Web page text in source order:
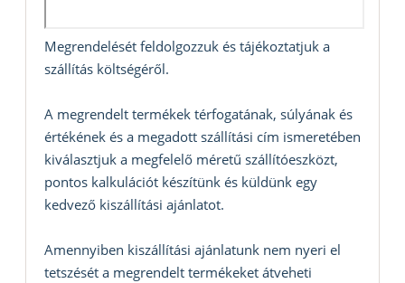
Megrendelését feldolgozzuk és tájékoztatjuk a
szállítás költségéről.
A megrendelt termékek térfogatának, súlyának és
értékének és a megadott szállítási cím ismeretében
kiválasztjuk a megfelelő méretű szállítóeszközt,
pontos kalkulációt készítünk és küldünk egy
kedvező kiszállítási ajánlatot.
Amennyiben kiszállítási ajánlatunk nem nyeri el
tetszését a megrendelt termékeket átveheti